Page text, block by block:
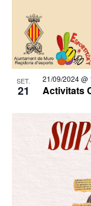
SET.
21 Activitats
21/09/2024 @